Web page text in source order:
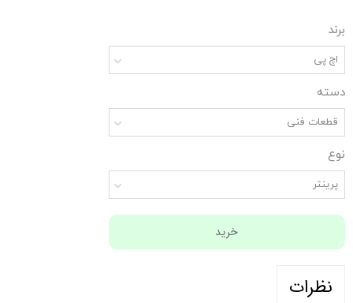
برند
اچ پی
دسته
قطعات فنی
نوع
پرینتر
خرید
نظرات